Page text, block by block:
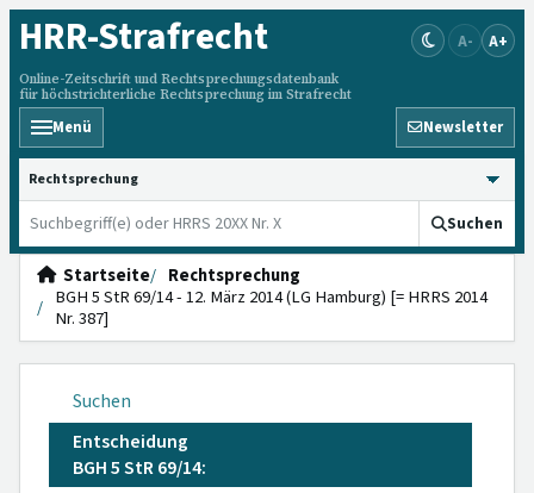
HRR-Strafrecht
Online-Zeitschrift und Rechtsprechungsdatenbank
für höchstrichterliche Rechtsprechung im Strafrecht
A- A+
Menü Newsletter
HRRS durchsuchen
Suchen
Startseite
Rechtsprechung
BGH 5 StR 69/14 - 12. März 2014 (LG Hamburg) [= HRRS 2014
Nr. 387]
Suchen
Entscheidung
BGH 5 StR 69/14: